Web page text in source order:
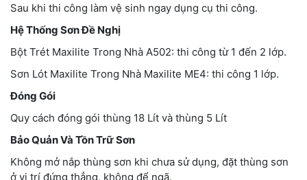
Sau khi thi công làm vệ sinh ngay dụng cụ thi công.
Hệ Thống Sơn Đề Nghị
Bột Trét Maxilite Trong Nhà A502: thi công từ 1 đến 2 lớp.
Sơn Lót Maxilite Trong Nhà Maxilite ME4: thi công 1 lớp.
Đóng Gói
Quy cách đóng gói thùng 18 Lít và thùng 5 Lít
Bảo Quản Và Tồn Trữ Sơn
Không mở nắp thùng sơn khi chưa sử dụng, đặt thùng sơn
ở vị trí đứng thẳng, không để ngã.